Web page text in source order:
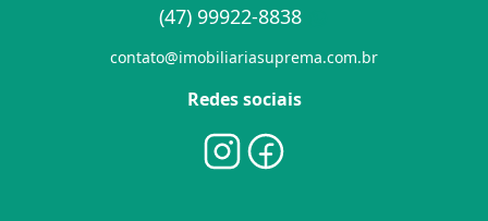
(47) 99922-8838
contato@imobiliariasuprema.com.br
Redes sociais